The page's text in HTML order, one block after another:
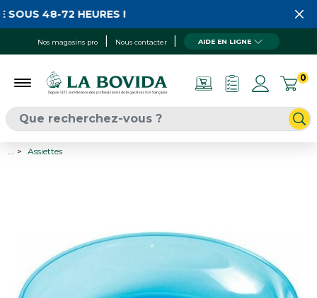
Nos magasins pro Nous contacter AIDE EN LIGNE
0
48-72 HEURES !
Assiettes